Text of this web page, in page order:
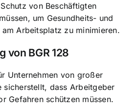
von Beschäftigten
um Gesundheits- und
Arbeitsplatz zu minimieren.
von BGR 128
Unternehmen von großer
sicherstellt, dass Arbeitgeber
Gefahren schützen müssen.